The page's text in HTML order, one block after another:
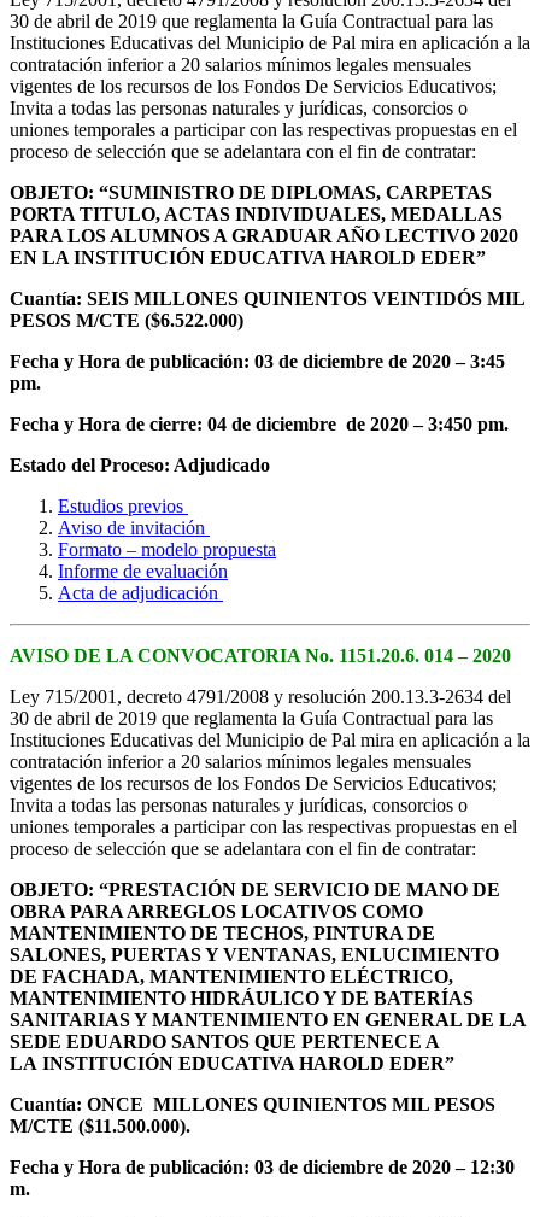
30 de abril de 2019 que reglamenta la Guía Contractual para las
Instituciones Educativas del Municipio de Pal mira en aplicación a la
contratación inferior a 20 salarios mínimos legales mensuales
vigentes de los recursos de los Fondos De Servicios Educativos;
Invita a todas las personas naturales y jurídicas, consorcios o
uniones temporales a participar con las respectivas propuestas en el
proceso de selección que se adelantara con el fin de contratar:
OBJETO: “SUMINISTRO DE DIPLOMAS, CARPETAS
PORTA TITULO, ACTAS INDIVIDUALES, MEDALLAS
PARA LOS ALUMNOS A GRADUAR AÑO LECTIVO 2020
EN LA INSTITUCIÓN EDUCATIVA HAROLD EDER”
Cuantía: SEIS MILLONES QUINIENTOS VEINTIDÓS MIL
PESOS M/CTE ($6.522.000)
Fecha y Hora de publicación: 03 de diciembre de 2020 – 3:45
pm.
Fecha y Hora de cierre: 04 de diciembre de 2020 – 3:450 pm.
Estado del Proceso: Adjudicado
Estudios previos
Aviso de invitación
Formato – modelo propuesta
Informe de evaluación
Acta de adjudicación
AVISO DE LA CONVOCATORIA No. 1151.20.6. 014 – 2020
Ley 715/2001, decreto 4791/2008 y resolución 200.13.3-2634 del
30 de abril de 2019 que reglamenta la Guía Contractual para las
Instituciones Educativas del Municipio de Pal mira en aplicación a la
contratación inferior a 20 salarios mínimos legales mensuales
vigentes de los recursos de los Fondos De Servicios Educativos;
Invita a todas las personas naturales y jurídicas, consorcios o
uniones temporales a participar con las respectivas propuestas en el
proceso de selección que se adelantara con el fin de contratar:
OBJETO: “PRESTACIÓN DE SERVICIO DE MANO DE
OBRA PARA ARREGLOS LOCATIVOS COMO
MANTENIMIENTO DE TECHOS, PINTURA DE
SALONES, PUERTAS Y VENTANAS, ENLUCIMIENTO
DE FACHADA, MANTENIMIENTO ELÉCTRICO,
MANTENIMIENTO HIDRÁULICO Y DE BATERÍAS
SANITARIAS Y MANTENIMIENTO EN GENERAL DE LA
SEDE EDUARDO SANTOS QUE PERTENECE A
LA INSTITUCIÓN EDUCATIVA HAROLD EDER”
Cuantía: ONCE MILLONES QUINIENTOS MIL PESOS
M/CTE ($11.500.000).
Fecha y Hora de publicación: 03 de diciembre de 2020 – 12:30
m.